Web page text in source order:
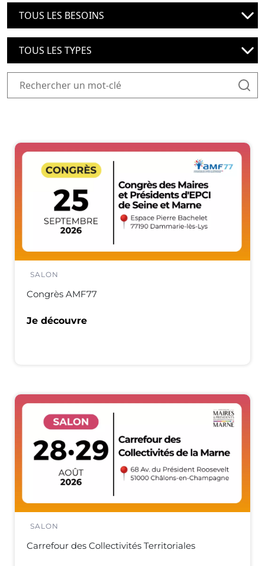
SALON
Congrès AMF77
Je découvre
SALON
Carrefour des Collectivités Territoriales